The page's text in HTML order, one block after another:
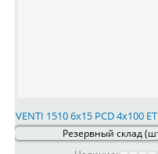
VENTI 1510 6x15 PCD 4x100
Резервный склад